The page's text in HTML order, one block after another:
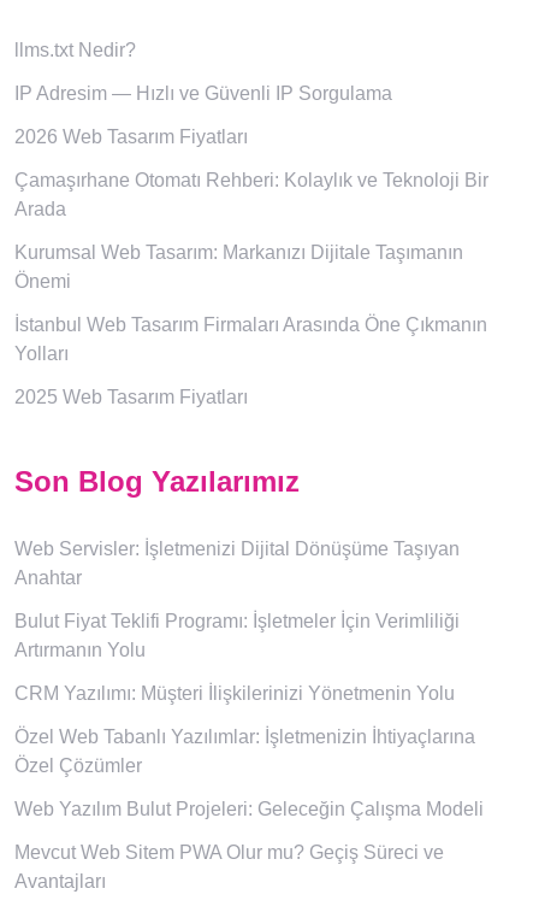
llms.txt Nedir?
IP Adresim — Hızlı ve Güvenli IP Sorgulama
2026 Web Tasarım Fiyatları
Çamaşırhane Otomatı Rehberi: Kolaylık ve Teknoloji Bir
Arada
Kurumsal Web Tasarım: Markanızı Dijitale Taşımanın
Önemi
İstanbul Web Tasarım Firmaları Arasında Öne Çıkmanın
Yolları
2025 Web Tasarım Fiyatları
Son Blog Yazılarımız
Web Servisler: İşletmenizi Dijital Dönüşüme Taşıyan
Anahtar
Bulut Fiyat Teklifi Programı: İşletmeler İçin Verimliliği
Artırmanın Yolu
CRM Yazılımı: Müşteri İlişkilerinizi Yönetmenin Yolu
Özel Web Tabanlı Yazılımlar: İşletmenizin İhtiyaçlarına
Özel Çözümler
Web Yazılım Bulut Projeleri: Geleceğin Çalışma Modeli
Mevcut Web Sitem PWA Olur mu? Geçiş Süreci ve
Avantajları